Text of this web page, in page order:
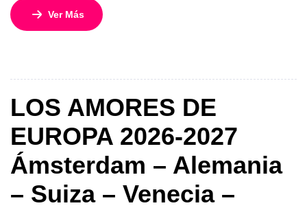
noches que conecta tres de las ciudades más icónicas del
continente: París, Ámsterdam y Berlín. Desde el
circuito ofrece […]
Ver Más
LOS AMORES DE
EUROPA 2026-2027
Ámsterdam – Alemania
– Suiza – Venecia –